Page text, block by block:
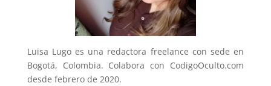
Luisa Lugo es una redactora freelance con sede en
Bogotá, Colombia. Colabora con CodigoOculto.com
desde febrero de 2020.